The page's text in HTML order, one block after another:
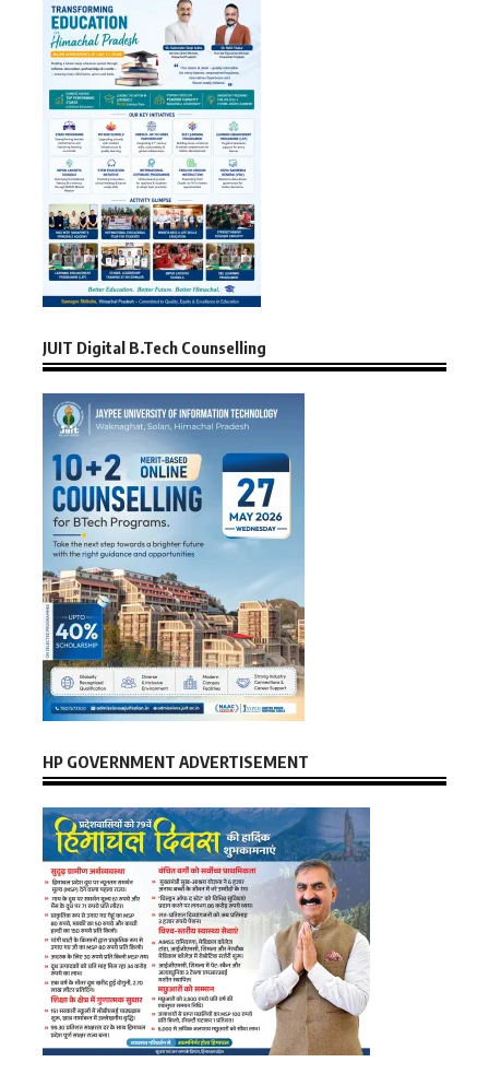
JUIT Digital B.Tech Counselling
HP GOVERNMENT ADVERTISEMENT